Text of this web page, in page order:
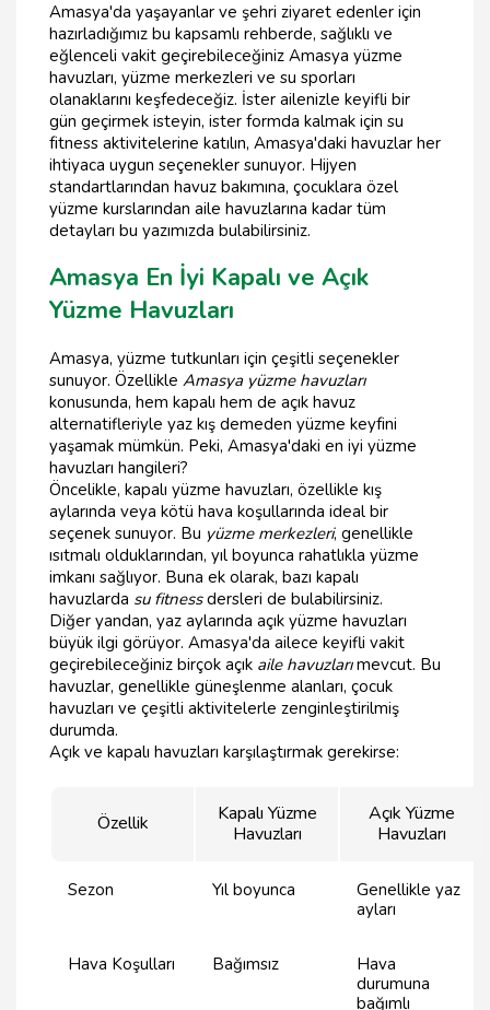
Amasya'da yaşayanlar ve şehri ziyaret edenler için
hazırladığımız bu kapsamlı rehberde, sağlıklı ve
eğlenceli vakit geçirebileceğiniz Amasya yüzme
havuzları, yüzme merkezleri ve su sporları
olanaklarını keşfedeceğiz. İster ailenizle keyifli bir
gün geçirmek isteyin, ister formda kalmak için su
fitness aktivitelerine katılın, Amasya'daki havuzlar her
ihtiyaca uygun seçenekler sunuyor. Hijyen
standartlarından havuz bakımına, çocuklara özel
yüzme kurslarından aile havuzlarına kadar tüm
detayları bu yazımızda bulabilirsiniz.
Amasya En İyi Kapalı ve Açık
Yüzme Havuzları
Amasya, yüzme tutkunları için çeşitli seçenekler
sunuyor. Özellikle Amasya yüzme havuzları
konusunda, hem kapalı hem de açık havuz
alternatifleriyle yaz kış demeden yüzme keyfini
yaşamak mümkün. Peki, Amasya'daki en iyi yüzme
havuzları hangileri?
Öncelikle, kapalı yüzme havuzları, özellikle kış
aylarında veya kötü hava koşullarında ideal bir
seçenek sunuyor. Bu yüzme merkezleri, genellikle
ısıtmalı olduklarından, yıl boyunca rahatlıkla yüzme
imkanı sağlıyor. Buna ek olarak, bazı kapalı
havuzlarda su fitnessdersleri de bulabilirsiniz.
Diğer yandan, yaz aylarında açık yüzme havuzları
büyük ilgi görüyor. Amasya'da ailece keyifli vakit
geçirebileceğiniz birçok açık aile havuzlarımevcut. Bu
havuzlar, genellikle güneşlenme alanları, çocuk
havuzları ve çeşitli aktivitelerle zenginleştirilmiş
durumda.
Açık ve kapalı havuzları karşılaştırmak gerekirse:
Özellik
Kapalı Yüzme
Havuzları
Açık Yüzme
Havuzları
Sezon Yıl boyunca
Genellikle yaz
ayları
Hava Koşulları Bağımsız
Hava
durumuna
bağımlı